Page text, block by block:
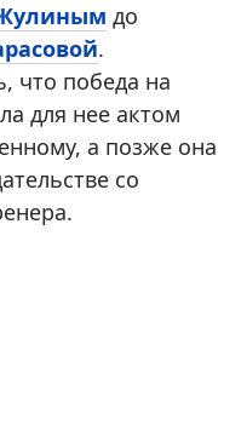
до
.
что победа на
для нее актом
а позже она
со